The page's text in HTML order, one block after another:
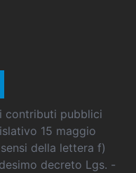
contributi pubblici
15 maggio
della lettera f)
decreto Lgs. -